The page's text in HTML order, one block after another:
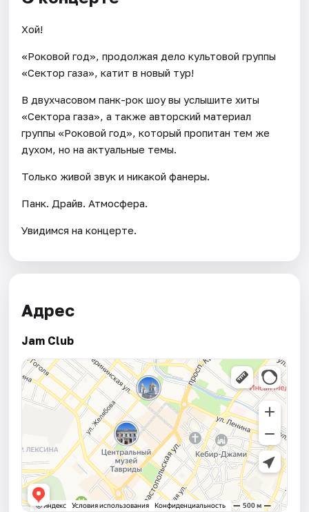
Хой!
«Роковой год», продолжая дело культовой группы
«Сектор газа», катит в новый тур!
В двухчасовом панк-рок шоу вы услышите хиты
«Сектора газа», а также авторский материал
группы «Роковой год», который пропитан тем же
духом, но на актуальные темы.
Только живой звук и никакой фанеры.
Панк. Драйв. Атмосфера.
Увидимся на концерте.
Адрес
Jam Club